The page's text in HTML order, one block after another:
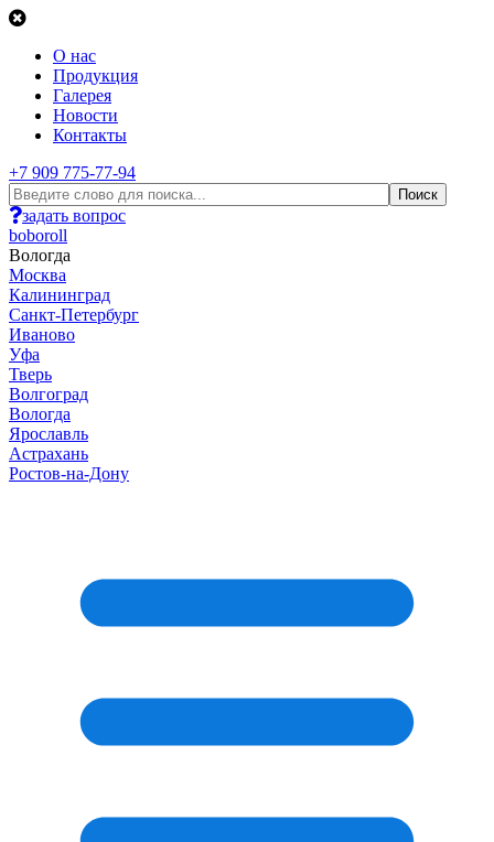
О нас
Продукция
Галерея
Новости
Контакты
+7 909 775-77-94
задать вопрос
boboroll
Вологда
Москва
Калининград
Санкт-Петербург
Иваново
Уфа
Тверь
Волгоград
Вологда
Ярославль
Астрахань
Ростов-на-Дону